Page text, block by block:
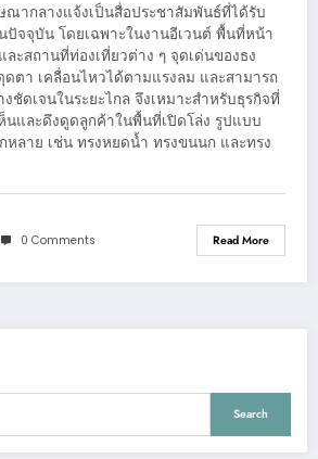
ณากลางแจ้งเป็นสื่อประชาสัมพันธ์ที่ได้รับ
ปัจจุบัน โดยเฉพาะในงานอีเวนต์ พื้นที่หน้า
ะสถานที่ท่องเที่ยวต่าง ๆ จุดเด่นของธง
ตา เคลื่อนไหวได้ตามแรงลม และสามารถ
ชัดเจนในระยะไกล จึงเหมาะสำหรับธุรกิจที่
นและดึงดูดลูกค้าในพื้นที่เปิดโล่ง รูปแบบ
ลาย เช่น ทรงหยดน้ำ ทรงขนนก และทรง
0 Comments Read More
Search